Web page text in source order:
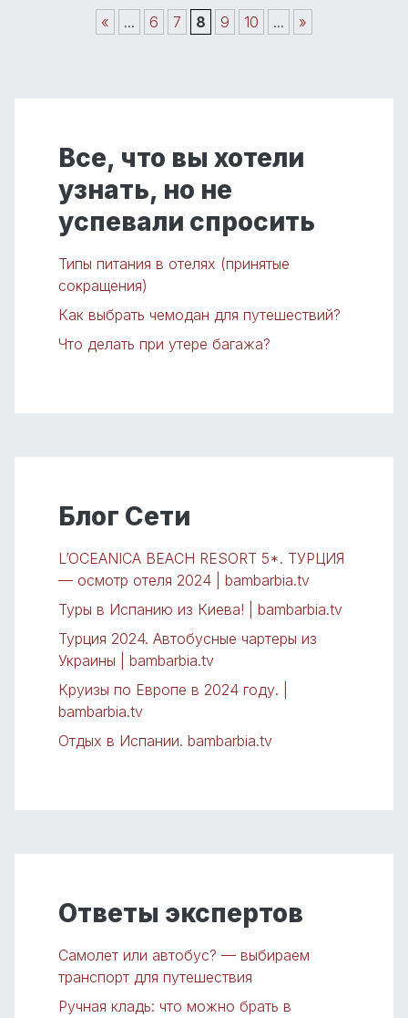
« ... 6 7 8 9 10 ... »
Все, что вы хотели
узнать, но не
успевали спросить
Типы питания в отелях (принятые
сокращения)
Как выбрать чемодан для путешествий?
Что делать при утере багажа?
Блог Сети
L’OCEANICA BEACH RESORT 5*. ТУРЦИЯ
— осмотр отеля 2024 | bambarbia.tv
Туры в Испанию из Киева! | bambarbia.tv
Турция 2024. Автобусные чартеры из
Украины | bambarbia.tv
Круизы по Европе в 2024 году. |
bambarbia.tv
Отдых в Испании. bambarbia.tv
Ответы экспертов
Самолет или автобус? — выбираем
транспорт для путешествия
Ручная кладь: что можно брать в